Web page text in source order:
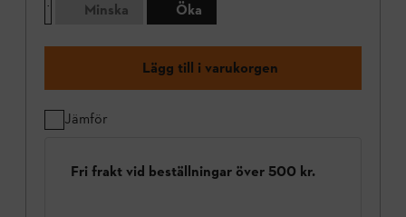
Minska
Öka
Lägg till i varukorgen
Jämför
Fri frakt vid beställningar över 500 kr.